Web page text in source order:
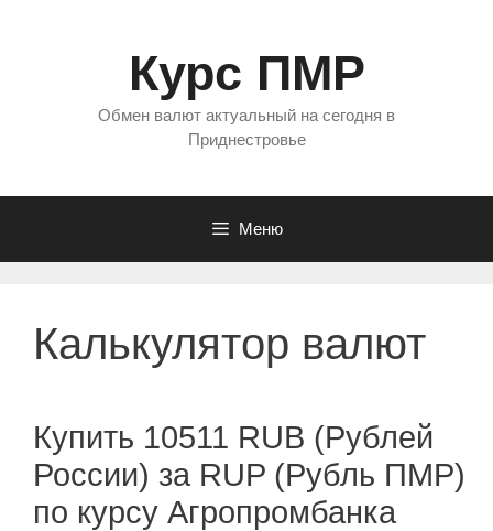
Курс ПМР
Обмен валют актуальный на сегодня в
Приднестровье
Меню
Калькулятор валют
Купить 10511 RUB (Рублей
России) за RUP (Рубль ПМР)
по курсу Агропромбанка